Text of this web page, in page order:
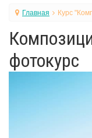
Главная Курс
фотокурс